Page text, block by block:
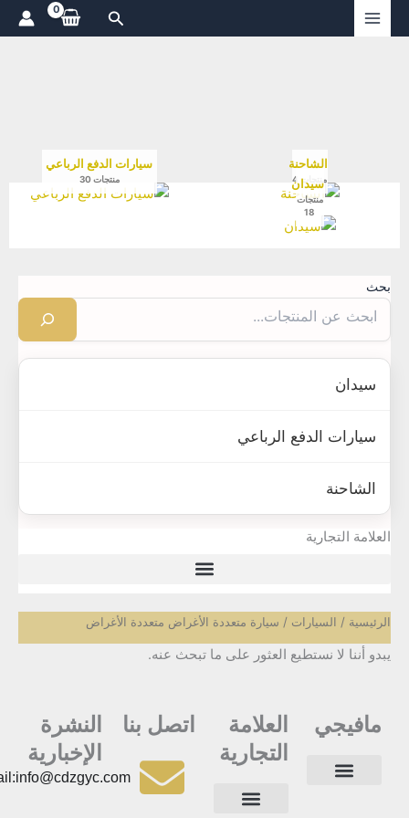
البحث
الشاحنة
منتجات 4
سيارات الدفع الرباعي
منتجات 30 سيدان
منتجات
سيدان
سيارات الدفع الرباعي
الشاحنة
التجارية
/السيارات/ سيارة متعددة الأغراض متعددة الأغراض
أننا لا نستطيع العثور على ما تبحث عنه.
مافيجي
العلامة
التجارية
اتصل بنا
Email:info@cdzgyc.com
النشرة
الإخبارية